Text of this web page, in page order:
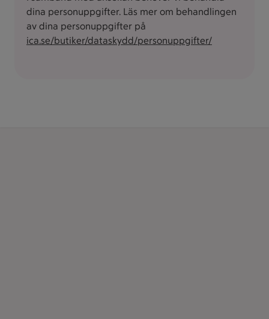
dina personuppgifter. Läs mer om behandlingen
av dina personuppgifter på
ica.se/butiker/dataskydd/personuppgifter/